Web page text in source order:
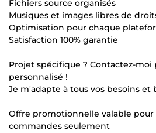
Fichiers source organisés
Musiques et images libres de
Optimisation pour chaque
Satisfaction 100% garantie
Projet spécifique ? Contactez-moi
personnalisé !
Je m'adapte à tous vos besoins et
Offre promotionnelle valable pour
commandes seulement